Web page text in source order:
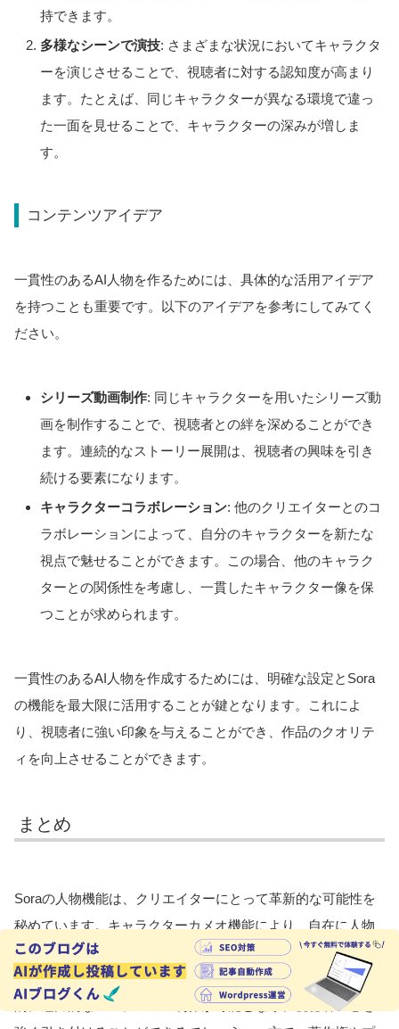
持できます。
多様なシーンで演技: さまざまな状況においてキャラクタ
ーを演じさせることで、視聴者に対する認知度が高まり
ます。たとえば、同じキャラクターが異なる環境で違っ
た一面を見せることで、キャラクターの深みが増しま
す。
コンテンツアイデア
一貫性のあるAI人物を作るためには、具体的な活用アイデア
を持つことも重要です。以下のアイデアを参考にしてみてく
ださい。
シリーズ動画制作: 同じキャラクターを用いたシリーズ動
画を制作することで、視聴者との絆を深めることができ
ます。連続的なストーリー展開は、視聴者の興味を引き
続ける要素になります。
キャラクターコラボレーション: 他のクリエイターとのコ
ラボレーションによって、自分のキャラクターを新たな
視点で魅せることができます。この場合、他のキャラク
ターとの関係性を考慮し、一貫したキャラクター像を保
つことが求められます。
一貫性のあるAI人物を作成するためには、明確な設定とSora
の機能を最大限に活用することが鍵となります。これによ
り、視聴者に強い印象を与えることができ、作品のクオリテ
ィを向上させることができます。
まとめ
Soraの人物機能は、クリエイターにとって革新的な可能性を
秘めています。キャラクターカメオ機能により、自在に人物
を操ることができ、独自の個性を持った動画を制作できるよ
うになりました。この機能を最大限に活用することで、視覚
的に魅力的なコンテンツの制作が可能となり、視聴者の心を